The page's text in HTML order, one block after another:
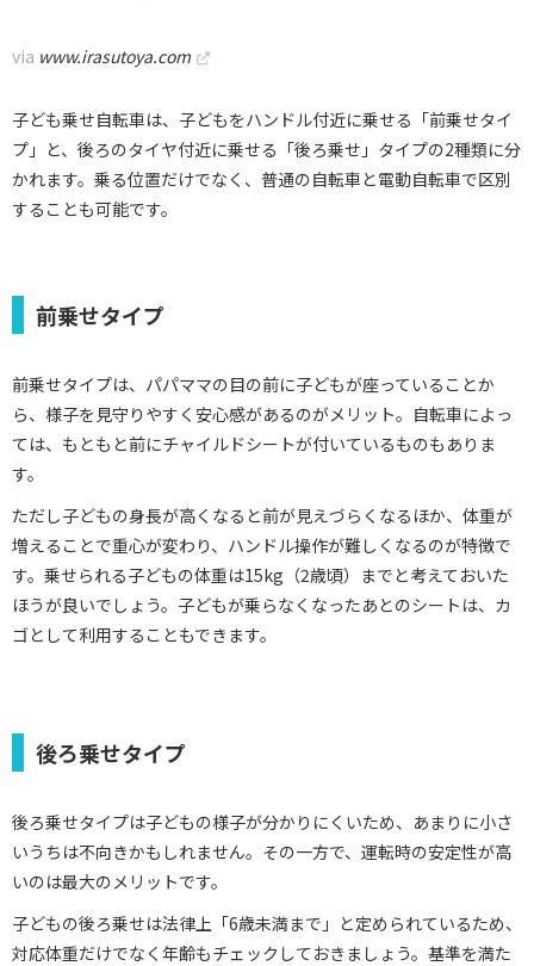
via www.irasutoya.com
子ども乗せ自転車は、子どもをハンドル付近に乗せる「前乗せタイ
プ」と、後ろのタイヤ付近に乗せる「後ろ乗せ」タイプの2種類に分
かれます。乗る位置だけでなく、普通の自転車と電動自転車で区別
することも可能です。
前乗せタイプ
前乗せタイプは、パパママの目の前に子どもが座っていることか
ら、様子を見守りやすく安心感があるのがメリット。自転車によっ
ては、もともと前にチャイルドシートが付いているものもありま
す。
ただし子どもの身長が高くなると前が見えづらくなるほか、体重が
増えることで重心が変わり、ハンドル操作が難しくなるのが特徴で
す。乗せられる子どもの体重は15kg（2歳頃）までと考えておいた
ほうが良いでしょう。子どもが乗らなくなったあとのシートは、カ
ゴとして利用することもできます。
後ろ乗せタイプ
後ろ乗せタイプは子どもの様子が分かりにくいため、あまりに小さ
いうちは不向きかもしれません。その一方で、運転時の安定性が高
いのは最大のメリットです。
子どもの後ろ乗せは法律上「6歳未満まで」と定められているため、
対応体重だけでなく年齢もチェックしておきましょう。基準を満た